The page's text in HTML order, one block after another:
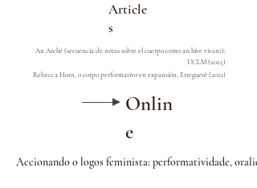
Article
s
An Arché (secuencia de notas sobre el cuerpo como archive vivant);
UCLM (2025)
Rebecca Horn, o corpo performativo en expansión; Erregueté (2021)
Onlin
e
Accionando o logos feminista: performatividade,